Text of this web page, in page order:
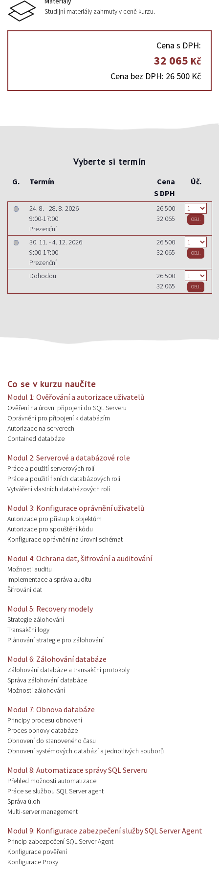
Studijní materiály zahrnuty v ceně kurzu.
Cena s DPH:
32 065 Kč
Cena bez DPH: 26 500 Kč
Vyberte si termín
G. Termín
Cena
S DPH
Úč.
24. 8. - 28. 8. 2026
9:00-17:00
Prezenční
26 500
32 065
30. 11. - 4. 12. 2026
9:00-17:00
Prezenční
26 500
32 065
Dohodou
26 500
32 065
Co se v kurzu naučíte
Modul 1: Ověřování a autorizace uživatelů
Ověření na úrovni připojení do SQL Serveru
Oprávnění pro připojení k databázím
Autorizace na serverech
Contained databáze
Modul 2: Serverové a databázové role
Práce a použití serverových rolí
Práce a použití fixních databázových rolí
Vytváření vlastních databázových rolí
Modul 3: Konfigurace oprávnění uživatelů
Autorizace pro přístup k objektům
Autorizace pro spouštění kódu
Konfigurace oprávnění na úrovni schémat
Modul 4: Ochrana dat, šifrování a auditování
Možnosti auditu
Implementace a správa auditu
Šifrování dat
Modul 5: Recovery modely
Strategie zálohování
Transakční logy
Plánování strategie pro zálohování
Modul 6: Zálohování databáze
Zálohování databáze a transakční protokoly
Správa zálohování databáze
Možnosti zálohování
Modul 7: Obnova databáze
Principy procesu obnovení
Proces obnovy databáze
Obnovení do stanoveného času
Obnovení systémových databází a jednotlivých souborů
Modul 8: Automatizace správy SQL Serveru
Přehled možností automatizace
Práce se službou SQL Server agent
Správa úloh
Multi-server management
Modul 9: Konfigurace zabezpečení služby SQL Server Agent
Princip zabezpečení SQL Server Agent
Konfigurace pověření
Konfigurace Proxy